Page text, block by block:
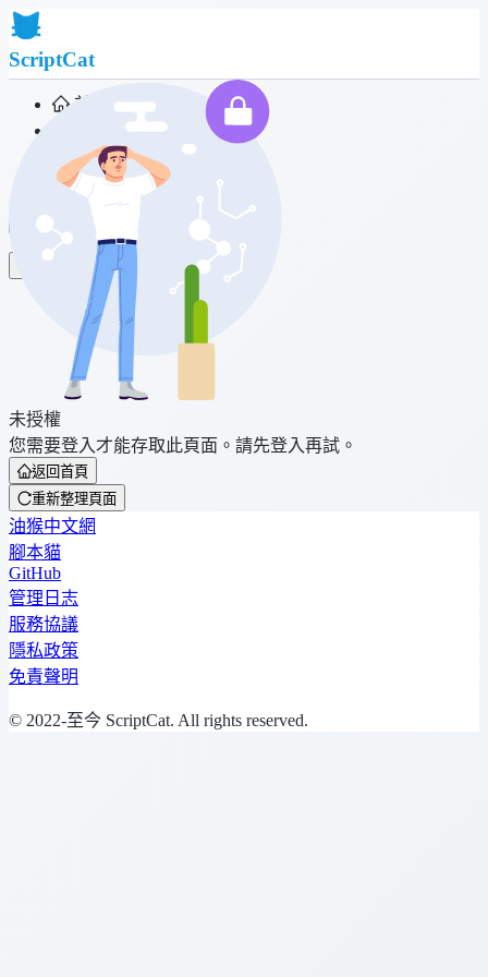
ScriptCat
首頁
腳本列表
瀏覽器擴充功能
未授權
您需要登入才能存取此頁面。請先登入再試。
返回首頁
重新整理頁面
油猴中文網
腳本貓
GitHub
管理日志
服務協議
隱私政策
免責聲明
© 2022-至今 ScriptCat. All rights reserved.